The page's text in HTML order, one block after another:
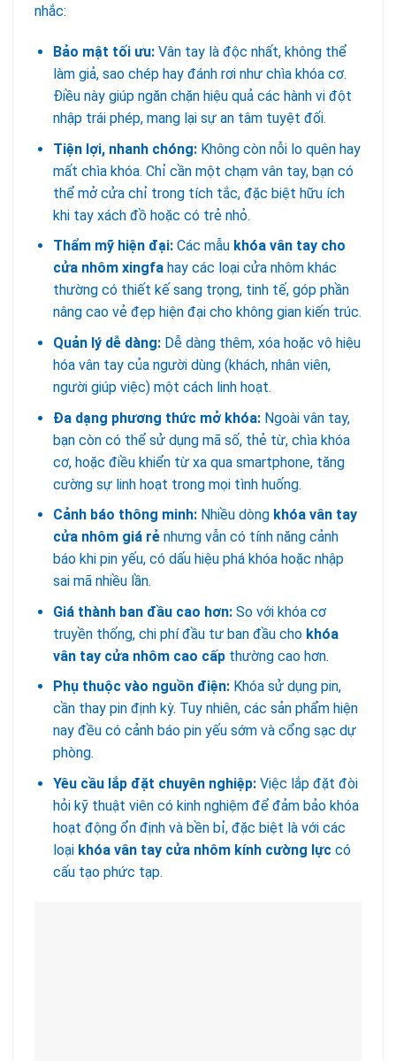
nhắc:
Bảo mật tối ưu:Vân tay là độc nhất, không thể
làm giả, sao chép hay đánh rơi như chìa khóa cơ.
Điều này giúp ngăn chặn hiệu quả các hành vi đột
nhập trái phép, mang lại sự an tâm tuyệt đối.
Tiện lợi, nhanh chóng:Không còn nỗi lo quên hay
mất chìa khóa. Chỉ cần một chạm vân tay, bạn có
thể mở cửa chỉ trong tích tắc, đặc biệt hữu ích
khi tay xách đồ hoặc có trẻ nhỏ.
Thẩm mỹ hiện đại:Các mẫu khóa vân tay cho
cửa nhôm xingfahay các loại cửa nhôm khác
thường có thiết kế sang trọng, tinh tế, góp phần
nâng cao vẻ đẹp hiện đại cho không gian kiến trúc.
Quản lý dễ dàng:Dễ dàng thêm, xóa hoặc vô hiệu
hóa vân tay của người dùng (khách, nhân viên,
người giúp việc) một cách linh hoạt.
Đa dạng phương thức mở khóa:Ngoài vân tay,
bạn còn có thể sử dụng mã số, thẻ từ, chìa khóa
cơ, hoặc điều khiển từ xa qua smartphone, tăng
cường sự linh hoạt trong mọi tình huống.
Cảnh báo thông minh:Nhiều dòng khóa vân tay
cửa nhôm giá rẻnhưng vẫn có tính năng cảnh
báo khi pin yếu, có dấu hiệu phá khóa hoặc nhập
sai mã nhiều lần.
Giá thành ban đầu cao hơn:So với khóa cơ
truyền thống, chi phí đầu tư ban đầu cho khóa
vân tay cửa nhôm cao cấpthường cao hơn.
Phụ thuộc vào nguồn điện:Khóa sử dụng pin,
cần thay pin định kỳ. Tuy nhiên, các sản phẩm hiện
nay đều có cảnh báo pin yếu sớm và cổng sạc dự
phòng.
Yêu cầu lắp đặt chuyên nghiệp:Việc lắp đặt đòi
hỏi kỹ thuật viên có kinh nghiệm để đảm bảo khóa
hoạt động ổn định và bền bỉ, đặc biệt là với các
loại khóa vân tay cửa nhôm kính cường lựccó
cấu tạo phức tạp.